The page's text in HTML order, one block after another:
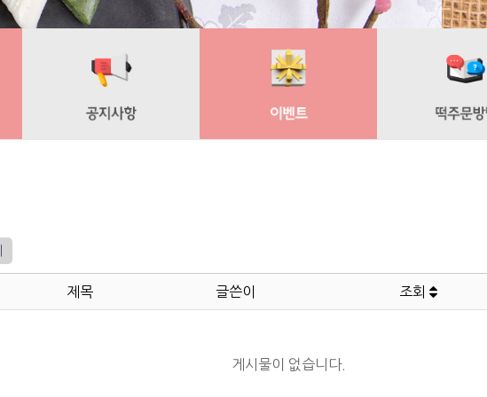
제목 글쓴이 조회
게시물이 없습니다.